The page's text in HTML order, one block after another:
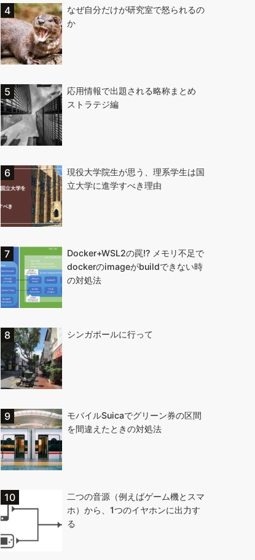
なぜ自分だけが研究室で怒られるの
か
応用情報で出題される略称まとめ
ストラテジ編
現役大学院生が思う、理系学生は国
立大学に進学すべき理由
Docker+WSL2の罠!? メモリ不足で
dockerのimageがbuildできない時
の対処法
シンガポールに行って
モバイルSuicaでグリーン券の区間
を間違えたときの対処法
二つの音源（例えばゲーム機とスマ
ホ）から、1つのイヤホンに出力す
る